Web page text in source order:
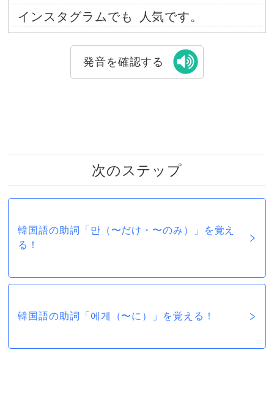
インスタグラムでも 人気です。
発音を確認する
次のステップ
韓国語の助詞「만（〜だけ・〜のみ）」を覚え
る！
韓国語の助詞「에게（〜に）」を覚える！